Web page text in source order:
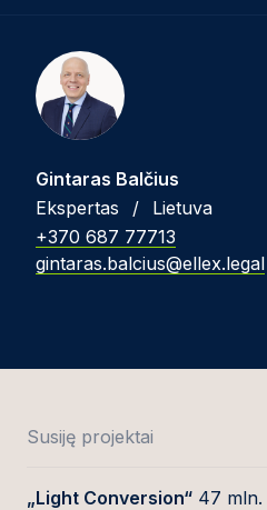
Gintaras Balčius
Ekspertas
/
Lietuva
+370 687 77713
gintaras.balcius@ellex.legal
Susiję projektai
„Light Conversion“ 47 mln.